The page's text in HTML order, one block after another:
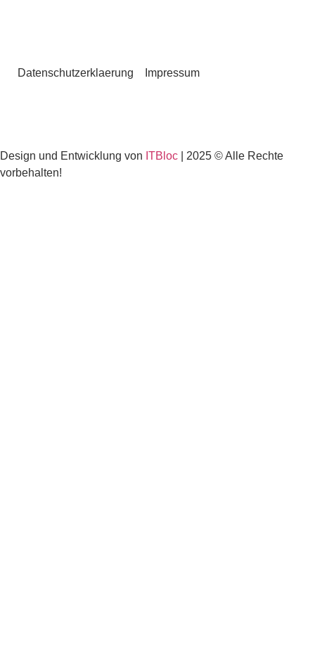
Datenschutzerklaerung Impressum
Design und Entwicklung von ITBloc
| 2025 © Alle Rechte
vorbehalten!